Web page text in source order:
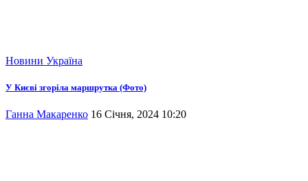
Новини Україна
У Києві згоріла маршрутка (Фото)
Ганна Макаренко 16 Січня, 2024 10:20